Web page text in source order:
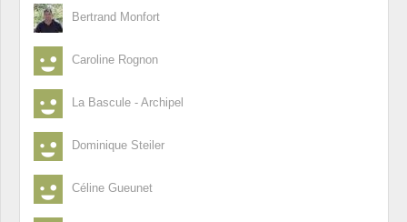
Bertrand Monfort
Caroline Rognon
La Bascule - Archipel
Dominique Steiler
Céline Gueunet